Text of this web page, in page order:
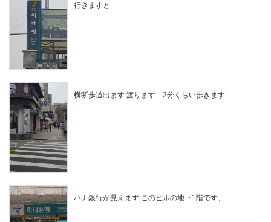
行きますと
横断歩道出ます 渡ります 2分くらい歩きます
ハナ銀行が見えます このビルの地下1階です、